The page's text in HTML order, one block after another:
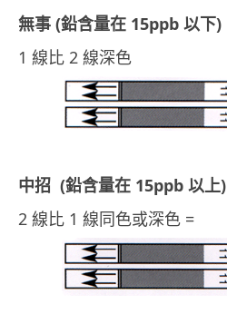
無事 (鉛含量在 15ppb 以下)
1 線比 2 線深色
中招 (鉛含量在 15ppb 以上)
2 線比 1 線同色或深色 =